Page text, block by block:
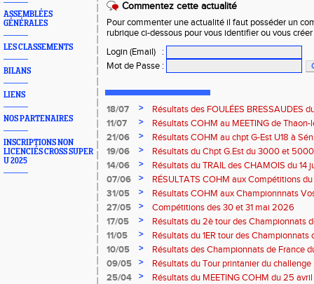
ASSEMBLÉES
GÉNÉRALES
LES CLASSEMENTS
BILANS
LIENS
NOS PARTENAIRES
INSCRIPTIONS NON
LICENCIÉS CROSS SUPER
U 2025
Commentez cette actualité
Pour commenter une actualité il faut posséder un
rubrique ci-dessous pour vous identifier ou vous
Login (Email)
:
Mot de Passe :
18/07 >
Résultats des FOULÉES BRESSAUDES
Bresse
11/07 >
Résultats COHM au MEETING de Thaon-
2026
21/06 >
Résultats COHM au chpt G-Est U18 à
2026
19/06 >
Résultats du Chpt G.Est du 3000 et
Amneville
14/06 >
Résultats du TRAIL des CHAMOIS du 14
Moselotte
07/06 >
RÉSULTATS COHM aux Compétitions
31/05
>
Résultats COHM aux Championnnats
Masters du 31 mai 2026 à Remiremont
27/05 >
Compétitions des 30 et 31 mai 2026
17/05
>
Résultats du 2è tour des Championnats
région G-Est du 17 mai 2025 à
11/05 >
Résultats du 1ER tour des Championnats
Thaon-les Vosges
10/05 >
Résultats des Championnats de France
Marathon du 10 mai à Troyes
09/05 >
Résultats du Tour printanier du
25/04
>
Résultats du MEETING COHM du 25